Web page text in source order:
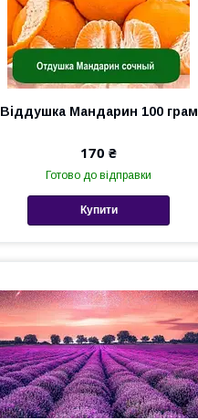
Віддушка Мандарин 100 грам
170 ₴
Готово до відправки
Купити